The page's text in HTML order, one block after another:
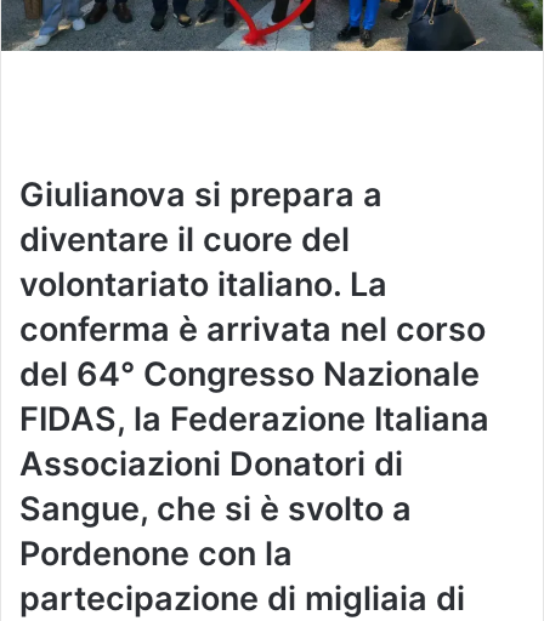
Giulianova si prepara a
diventare il cuore del
volontariato italiano. La
conferma è arrivata nel corso
del 64° Congresso Nazionale
FIDAS, la Federazione Italiana
Associazioni Donatori di
Sangue, che si è svolto a
Pordenone con la
partecipazione di migliaia di